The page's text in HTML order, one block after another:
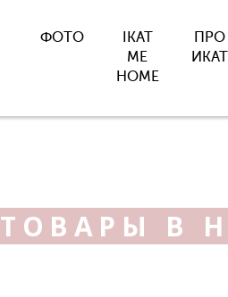
ФОТО
IKAT
ME
HOME
ПРО
ИКАТ
ТОВАРЫ В